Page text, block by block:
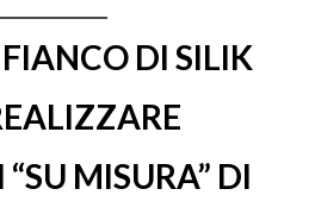
DI SILIK
MISURA” DI